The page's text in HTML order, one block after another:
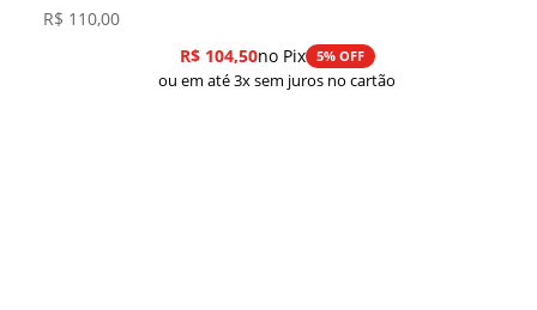
R$ 110,00
R$104,50no Pix 5% OFF
ou em até 3x sem juros no cartão